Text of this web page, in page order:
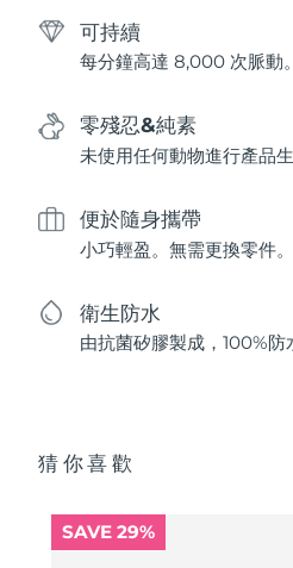
可持續
每分鐘高達 8,000 次脈動
零殘忍&純素
未使用任何動物進行產品
便於隨身攜帶
小巧輕盈。無需更換零件。
衛生防水
由抗菌矽膠製成，100%防
猜你喜歡
SAVE 29%